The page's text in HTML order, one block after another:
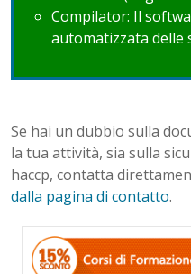
Compilator: Il
automatizzata delle
Se hai un dubbio sulla
la tua attività, sia sulla
haccp, contatta
dalla pagina di contatto.